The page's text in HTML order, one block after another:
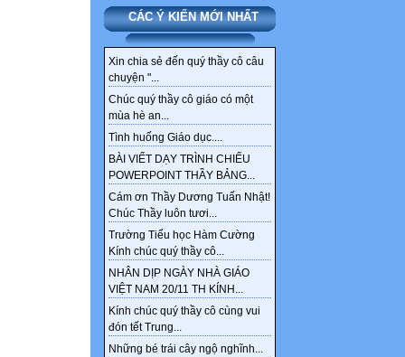
CÁC Ý KIẾN MỚI NHẤT
Xin chia sẻ đến quý thầy cô câu
chuyện "...
Chúc quý thầy cô giáo có một
mùa hè an...
Tình huống Giáo dục....
BÀI VIẾT DẠY TRÌNH CHIẾU
POWERPOINT THẦY BẢNG...
Cám ơn Thầy Dương Tuấn Nhật!
Chúc Thầy luôn tươi...
Trường Tiểu học Hàm Cường
Kính chúc quý thầy cô...
NHÂN DỊP NGÀY NHÀ GIÁO
VIỆT NAM 20/11 TH KÍNH...
Kính chúc quý thầy cô cùng vui
đón tết Trung...
Những bé trái cây ngộ nghĩnh...